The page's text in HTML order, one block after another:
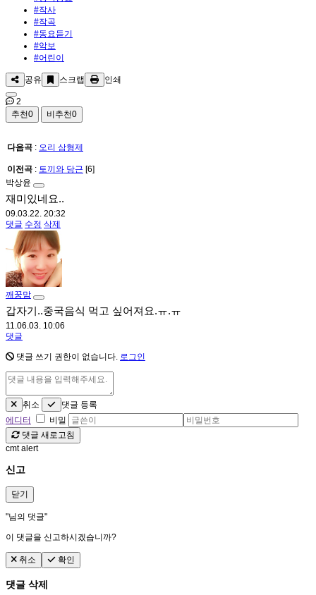
#작사
#작곡
#동요듣기
#악보
#어린이
공유 스크랩 인쇄
2
추천0 비추천0
다음곡 : 오리 삼형제
이전곡 : 토끼와 당근 [6]
박상윤
재미있네요..
09.03.22. 20:32
댓글 수정 삭제
깨꿍맘
갑자기..중국음식 먹고 싶어져요.ㅠ.ㅠ
11.06.03. 10:06
댓글
댓글 쓰기 권한이 없습니다. 로그인
취소
댓글 등록
에디터
비밀
댓글 새로고침
cmt alert
신고
닫기
"님의 댓글"
이 댓글을 신고하시겠습니까?
취소 확인
댓글 삭제